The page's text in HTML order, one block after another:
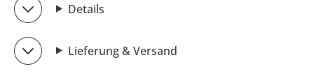
Details
Lieferung & Versand